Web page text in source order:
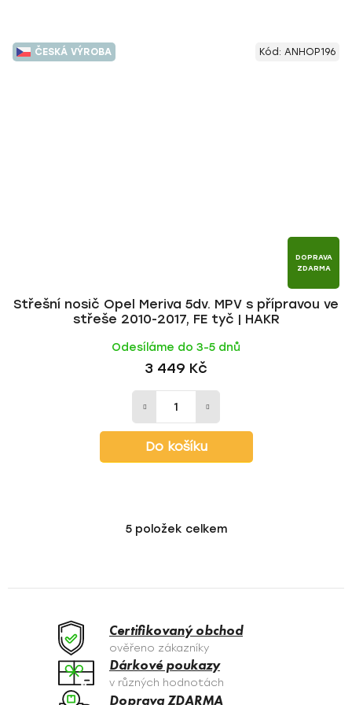
ČESKÁ VÝROBA
DOPRAVA
ZDARMA
Střešní nosič Opel Meriva 5dv. MPV s přípravou ve
střeše 2010-2017, FE tyč | HAKR
Odesíláme do 3-5 dnů
3 449 Kč
Do košíku
Kód: ANHOP196
O
á
c
í
p
r
5položek celkem
Certifikovaný obchod
ověřeno zákazníky
Dárkové poukazy
v různých hodnotách
Doprava ZDARMA